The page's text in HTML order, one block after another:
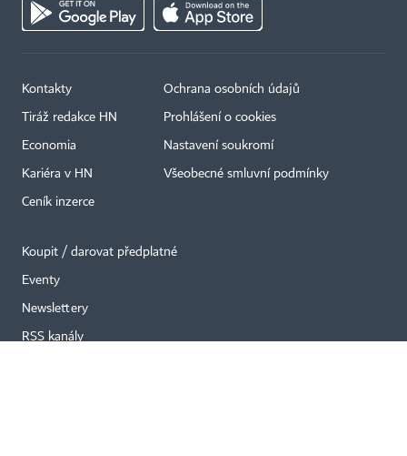
Kontakty
Tiráž redakce HN
Economia
Kariéra v HN
Ceník inzerce
Ochrana osobních údajů
Prohlášení o cookies
Nastavení soukromí
Všeobecné smluvní podmínky
Koupit / darovat předplatné
Eventy
Newslettery
RSS kanály